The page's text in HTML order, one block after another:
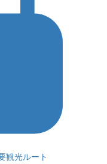
観光ルート